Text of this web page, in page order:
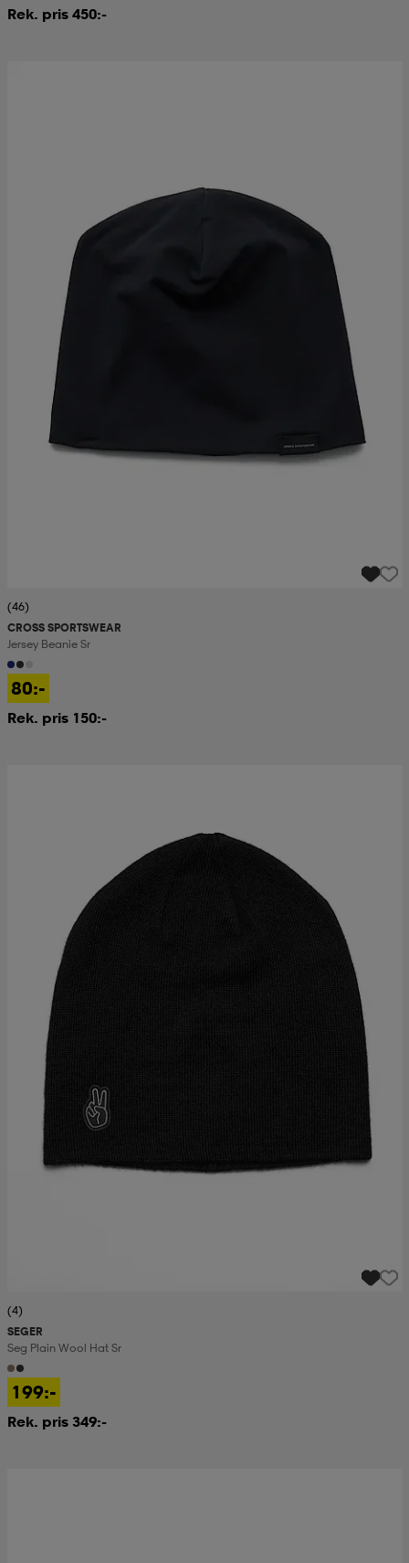
Rek. pris 450:-
(46)
CROSS SPORTSWEAR
Jersey Beanie Sr
80:-
Rek. pris 150:-
(4)
SEGER
Seg Plain Wool Hat Sr
199:-
Rek. pris 349:-